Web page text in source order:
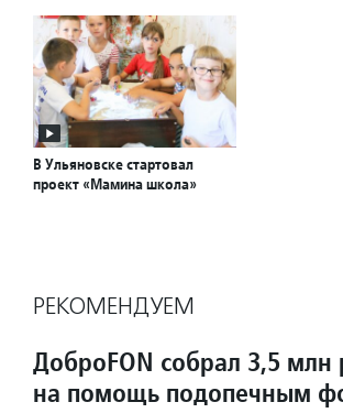
В Ульяновске стартовал
проект «Мамина школа»
РЕКОМЕНДУЕМ
ДоброFON собрал 3,5 млн
на помощь подопечным